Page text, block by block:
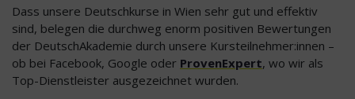
Dass unsere Deutschkurse in Wien sehr gut und effektiv
sind, belegen die durchweg enorm positiven Bewertungen
der DeutschAkademie durch unsere Kursteilnehmer:innen –
ob bei Facebook, Google oder ProvenExpert, wo wir als
Top-Dienstleister ausgezeichnet wurden.